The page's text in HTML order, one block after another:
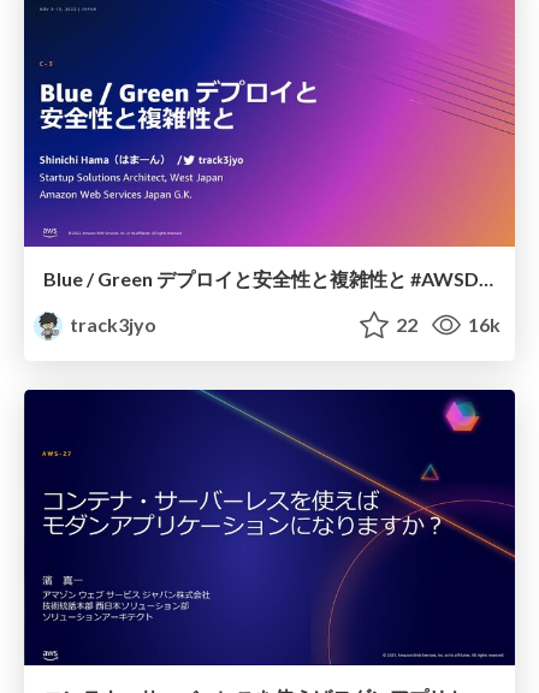
track3jyo
22 16k